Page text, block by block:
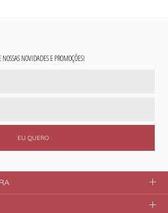
NOVIDADES E PROMOÇÕES!
EU QUERO